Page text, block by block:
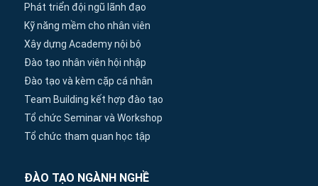
Phát triển đội ngũ lãnh đạo
Kỹ năng mềm cho nhân viên
Xây dựng Academy nội bộ
Đào tạo nhân viên hội nhập
Đào tạo và kèm cặp cá nhân
Team Building kết hợp đào tạo
Tổ chức Seminar và Workshop
Tổ chức tham quan học tập
ĐÀO TẠO NGÀNH NGHỀ